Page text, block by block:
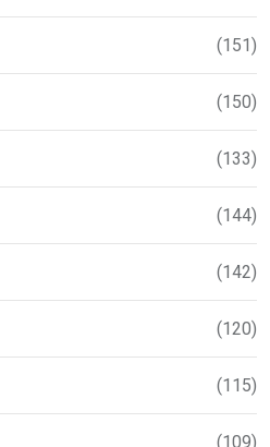
(151)
(150)
(133)
(144)
(142)
(120)
(115)
(109)